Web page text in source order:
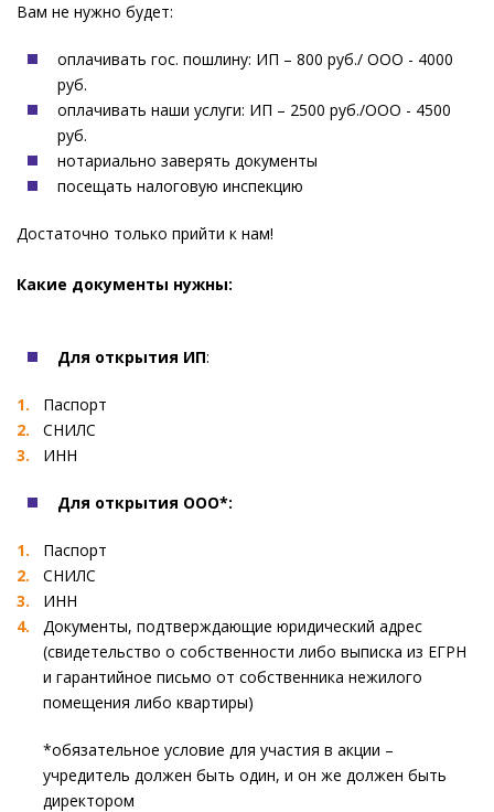
Вам не нужно будет:
оплачивать гос. пошлину: ИП – 800 руб./ ООО - 4000
руб.
оплачивать наши услуги: ИП – 2500 руб./ООО - 4500
руб.
нотариально заверять документы
посещать налоговую инспекцию
Достаточно только прийти к нам!
Какие документы нужны:
Для открытия ИП:
Паспорт
СНИЛС
ИНН
Для открытия ООО*:
Паспорт
СНИЛС
ИНН
Документы, подтверждающие юридический адрес
(свидетельство о собственности либо выписка из ЕГРН
и гарантийное письмо от собственника нежилого
помещения либо квартиры)
*обязательное условие для участия в акции –
учредитель должен быть один, и он же должен быть
директором